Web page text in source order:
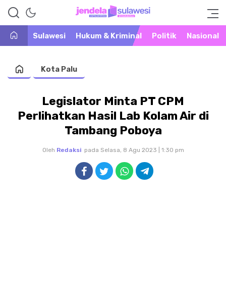
Jendela Sulawesi
Warta Peristiwa di Khatulistiwa
Sulawesi
Hukum & Kriminal Politik Nasional
Kota Palu
Legislator Minta PT CPM
Perlihatkan Hasil Lab Kolam Air di
Tambang Poboya
Oleh Redaksi pada Selasa, 8 Agu 2023 | 1:30 pm